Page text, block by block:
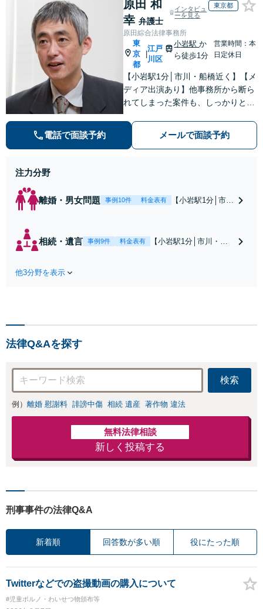
原田 和
幸 弁護士
インタビュ
ーを見る
東京都
原田綜合法律事務所
東
京
都
|
江戸
川区
小岩駅か
ら徒歩1分
営業時間：本
日定休日
【小岩駅1分│市川・船橋近く】【メ
ディア出演あり】他事務所から断ら
れてしまった案件も、しっかりと面
【解決実績約1000件】豊富な離婚調
停・裁判実績あり【不動産業界出
電話で面談予約 メールで面談予約
注力分野
離婚・男女問題 事例10件 料金表有
【小岩駅1分│市
回避、裁判提起前
の和解、子の認知
相続・遺言 事例9件 料金表有
【小岩駅1分│市川・船
しい地域の皆さまも、
休日対応可】
他3分野を表示
法律Q&Aを探す
検索
例） 離婚 慰謝料 誹謗中傷 相続 遺産 著作物 違法
無料法律相談
新しく投稿する
刑事事件の法律Q&A
新着順 回答数が多い順 役にたった順
Twitterなどでの盗撮動画の購入について
#児童ポルノ・わいせつ物頒布等